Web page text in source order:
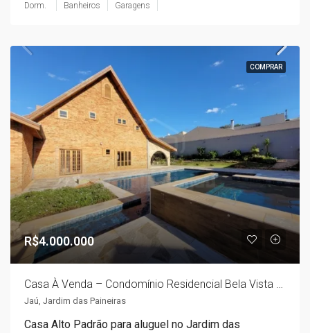
Dorm. Banheiros Garagens
COMPRAR
R$4.000.000
Jaú, Jardim das Paineiras
Casa Alto Padrão para aluguel no Jardim das